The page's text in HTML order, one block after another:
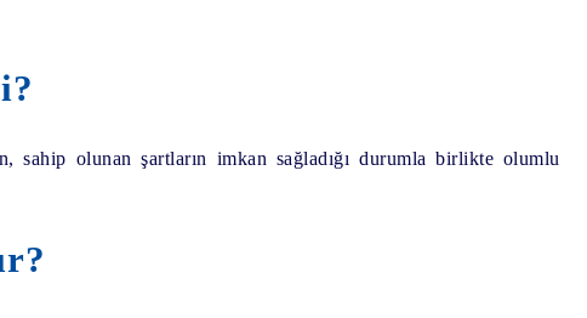
sahip olunan şartların imkan sağladığı durumla birlikte olumlu